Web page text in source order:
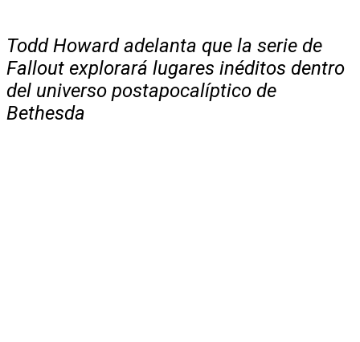
Todd Howard adelanta que la serie de
Fallout explorará lugares inéditos dentro
del universo postapocalíptico de
Bethesda